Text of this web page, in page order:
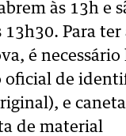
às 13h e
13h30. Para ter
é
oficial de
e
de material